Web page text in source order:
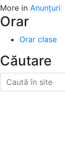
More in Anunțuri
Orar
Orar clase
Căutare